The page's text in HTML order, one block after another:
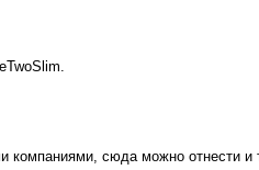
компаниями, сюда можно отнести и